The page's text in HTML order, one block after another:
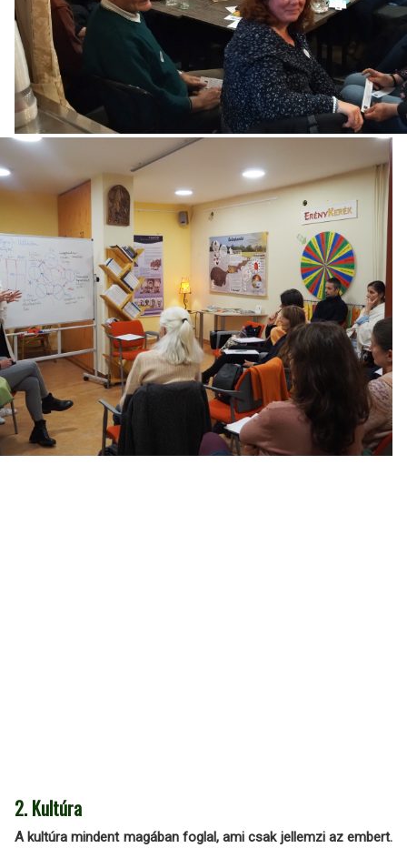
2. Kultúra
A kultúra mindent magában foglal, ami csak jellemzi az embert.